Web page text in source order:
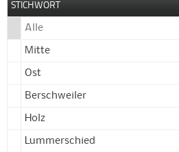
STICHWORT
Alle
Mitte
Ost
Berschweiler
Holz
Lummerschied